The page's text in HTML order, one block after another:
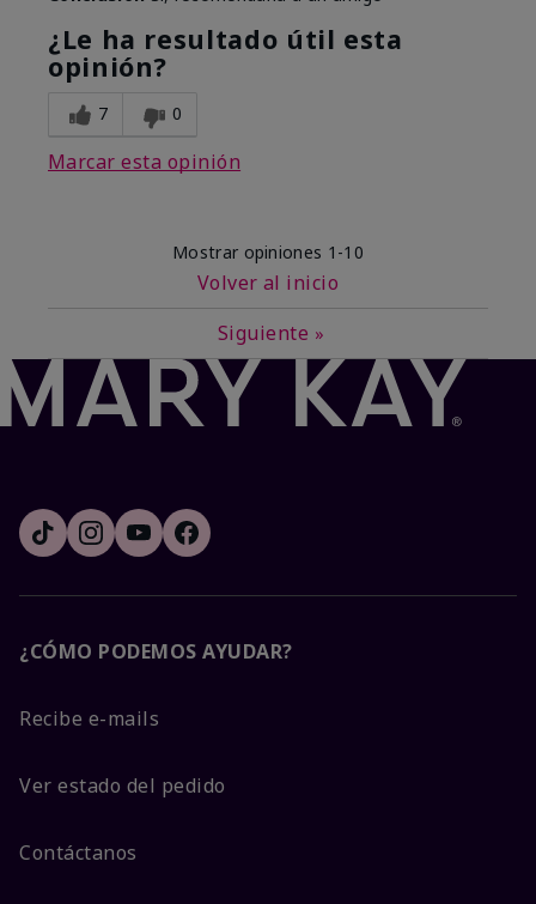
¿Le ha resultado útil esta
opinión?
7 0
Marcar esta opinión
Mostrar opiniones 1-10
Volver al inicio
Siguiente »
¿CÓMO PODEMOS AYUDAR?
Recibe e-mails
Ver estado del pedido
Contáctanos